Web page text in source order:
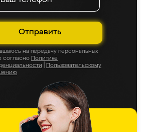
Отправить
на передачу персональных
согласно Политике
Пользовательскому